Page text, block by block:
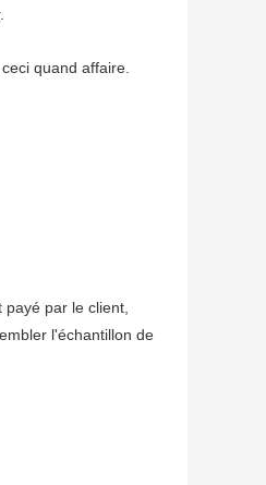
quand affaire.
payé par le client,
l'échantillon de